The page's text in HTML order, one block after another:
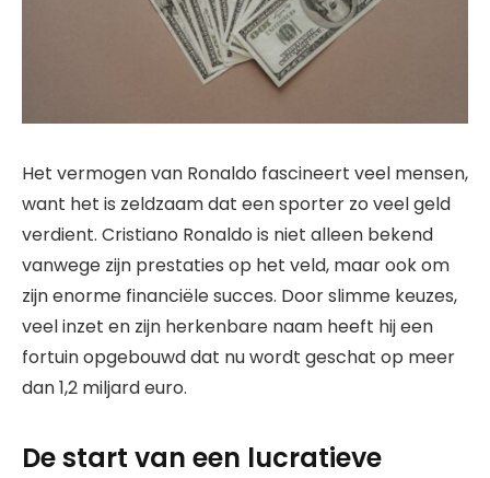
Het vermogen van Ronaldo fascineert veel mensen,
want het is zeldzaam dat een sporter zo veel geld
verdient. Cristiano Ronaldo is niet alleen bekend
vanwege zijn prestaties op het veld, maar ook om
zijn enorme financiële succes. Door slimme keuzes,
veel inzet en zijn herkenbare naam heeft hij een
fortuin opgebouwd dat nu wordt geschat op meer
dan 1,2 miljard euro.
De start van een lucratieve